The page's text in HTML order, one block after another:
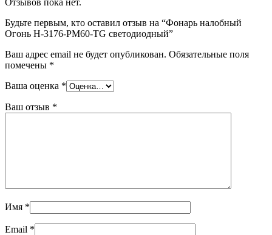
Отзывов пока нет.
Будьте первым, кто оставил отзыв на “Фонарь налобный
Огонь H-3176-PM60-TG светодиодный”
Ваш адрес email не будет опубликован. Обязательные поля
помечены *
Ваша оценка *
Ваш отзыв *
Имя *
Email *